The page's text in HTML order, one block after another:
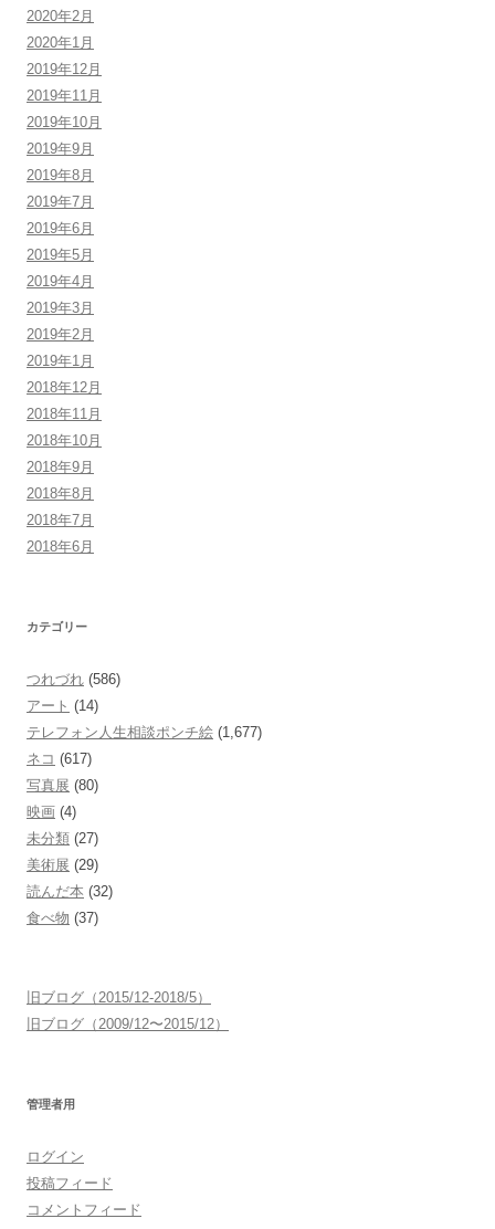
2020年2月
2020年1月
2019年12月
2019年11月
2019年10月
2019年9月
2019年8月
2019年7月
2019年6月
2019年5月
2019年4月
2019年3月
2019年2月
2019年1月
2018年12月
2018年11月
2018年10月
2018年9月
2018年8月
2018年7月
2018年6月
カテゴリー
つれづれ (586)
アート (14)
テレフォン人生相談ポンチ絵 (1,677)
ネコ (617)
写真展 (80)
映画 (4)
未分類 (27)
美術展 (29)
読んだ本 (32)
食べ物 (37)
旧ブログ（2015/12-2018/5）
旧ブログ（2009/12〜2015/12）
管理者用
ログイン
投稿フィード
コメントフィード